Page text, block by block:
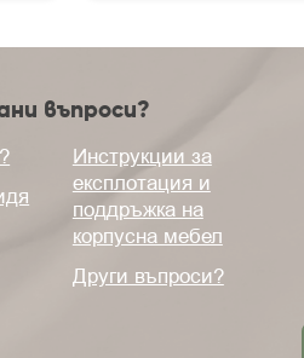
въпроси?
Инструкции за
експлотация и
поддръжка на
корпусна мебел
Други въпроси?